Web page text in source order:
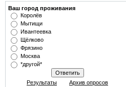
Ваш город проживания
Королёв
Мытищи
Ивантеевка
Щёлково
Фрязино
Москва
*другой*
Результаты Архив опросов